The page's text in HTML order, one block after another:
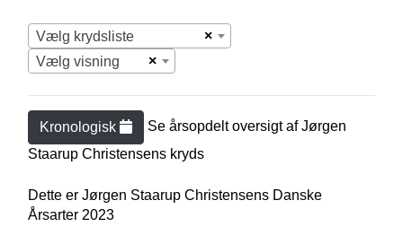
×
Vælg krydsliste
×
Vælg visning
Kronologisk Se årsopdelt oversigt afJørgen
Staarup Christensens kryds
Dette er Jørgen Staarup Christensens Danske
Årsarter 2023